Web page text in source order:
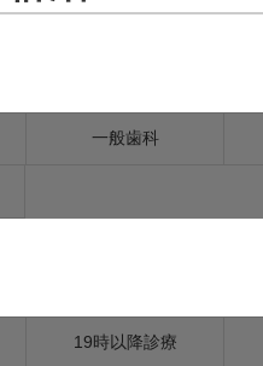
一般歯科
19時以降診療